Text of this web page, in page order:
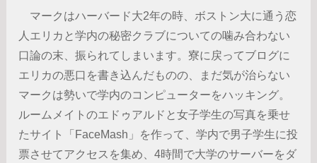
マークはハーバード大2年の時、ボストン大に通う恋
人エリカと学内の秘密クラブについての噛み合わない
口論の末、振られてしまいます。寮に戻ってブログに
エリカの悪口を書き込んだものの、まだ気が治らない
マークは勢いで学内のコンピューターをハッキング。
ルームメイトのエドゥアルドと女子学生の写真を乗せ
たサイト「FaceMash」を作って、学内で男子学生に投
票させてアクセスを集め、4時間で大学のサーバーをダ